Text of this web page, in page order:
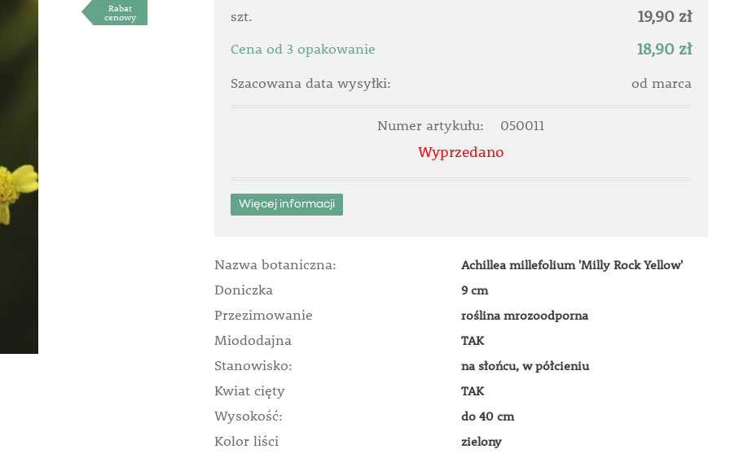
Rabat
cenowy
szt.
19,90 zł
Cena od 3 opakowanie 18,90 zł
Szacowana data wysyłki: od marca
Numer artykułu: 050011
Wyprzedano
Więcej informacji
Nazwa botaniczna: Achillea millefolium 'Milly Rock Yellow'
Doniczka 9 cm
Przezimowanie roślina mrozoodporna
Miododajna TAK
Stanowisko: na słońcu, w półcieniu
Kwiat cięty TAK
Wysokość: do 40 cm
Kolor liści zielony